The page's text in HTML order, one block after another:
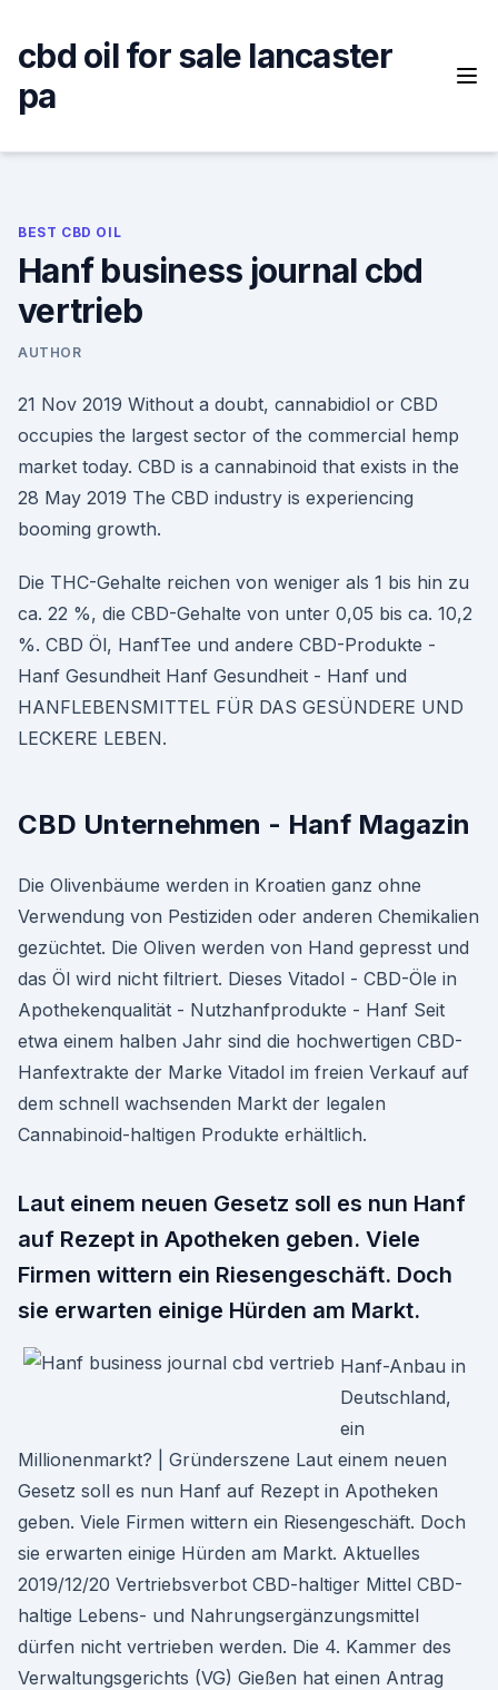
content
cbd oil for sale lancaster
pa
BEST CBD OIL
Hanf business journal cbd
vertrieb
AUTHOR
21 Nov 2019 Without a doubt, cannabidiol or CBD
occupies the largest sector of the commercial hemp
market today. CBD is a cannabinoid that exists in the
28 May 2019 The CBD industry is experiencing
booming growth.
Die THC-Gehalte reichen von weniger als 1 bis hin zu
ca. 22 %, die CBD-Gehalte von unter 0,05 bis ca. 10,2
%. CBD Öl, HanfTee und andere CBD-Produkte -
Hanf Gesundheit Hanf Gesundheit - Hanf und
HANFLEBENSMITTEL FÜR DAS GESÜNDERE UND
LECKERE LEBEN.
CBD Unternehmen - Hanf Magazin
Die Olivenbäume werden in Kroatien ganz ohne
Verwendung von Pestiziden oder anderen Chemikalien
gezüchtet. Die Oliven werden von Hand gepresst und
das Öl wird nicht filtriert. Dieses Vitadol - CBD-Öle in
Apothekenqualität - Nutzhanfprodukte - Hanf Seit
etwa einem halben Jahr sind die hochwertigen CBD-
Hanfextrakte der Marke Vitadol im freien Verkauf auf
dem schnell wachsenden Markt der legalen
Cannabinoid-haltigen Produkte erhältlich.
Laut einem neuen Gesetz soll es nun Hanf
auf Rezept in Apotheken geben. Viele
Firmen wittern ein Riesengeschäft. Doch
sie erwarten einige Hürden am Markt.
Hanf-Anbau in
Deutschland,
ein
Millionenmarkt? | Gründerszene Laut einem neuen
Gesetz soll es nun Hanf auf Rezept in Apotheken
geben. Viele Firmen wittern ein Riesengeschäft. Doch
sie erwarten einige Hürden am Markt. Aktuelles
2019/12/20 Vertriebsverbot CBD-haltiger Mittel CBD-
haltige Lebens- und Nahrungsergänzungsmittel
dürfen nicht vertrieben werden. Die 4. Kammer des
Verwaltungsgerichts (VG) Gießen hat einen Antrag